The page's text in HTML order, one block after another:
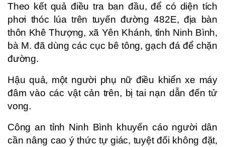
Theo kết quả điều tra ban đầu, để có diện tích
phơi thóc lúa trên tuyến đường 482E, địa bàn
thôn Khê Thượng, xã Yên Khánh, tỉnh Ninh Bình,
bà M. đã dùng các cục bê tông, gạch đá để chặn
đường.
Hậu quả, một người phụ nữ điều khiển xe máy
đâm vào các vật cản trên, bị tai nạn dẫn đến tử
vong.
Công an tỉnh Ninh Bình khuyến cáo người dân
cần nâng cao ý thức tự giác, tuyệt đối không đặt,